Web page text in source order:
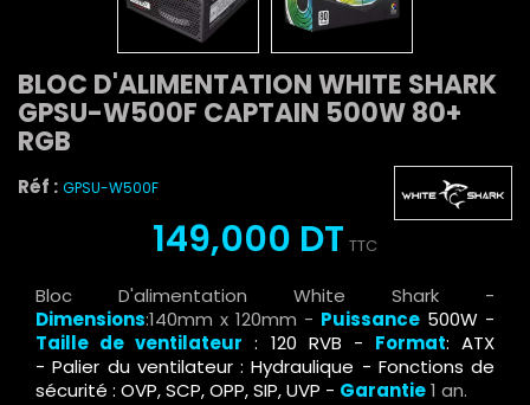
BLOC D'ALIMENTATION WHITE SHARK
GPSU-W500F CAPTAIN 500W 80+
RGB
Réf : GPSU-W500F
149,000 DT TTC
Bloc D'alimentation White Shark -
Dimensions:140mm x 120mm - Puissance 500W -
Taille de ventilateur : 120 RVB - Format: ATX
-Palier du ventilateur : Hydraulique - Fonctions de
sécurité : OVP, SCP, OPP, SIP, UVP - Garantie1 an.